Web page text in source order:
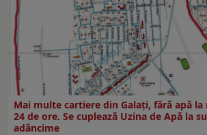
Mai multe cartiere din Galați, fără apă
24 de ore. Se cuplează Uzina de Apă la
adâncime